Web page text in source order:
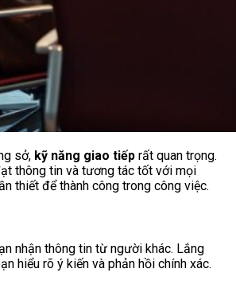
sở, kỹ năng giao tiếp rất quan trọng.
thông tin và tương tác tốt với mọi
thiết để thành công trong công việc.
nhận thông tin từ người khác. Lắng
hiểu rõ ý kiến và phản hồi chính xác.